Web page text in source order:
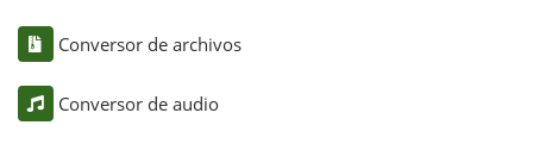
Conversor de archivos
Conversor de audio